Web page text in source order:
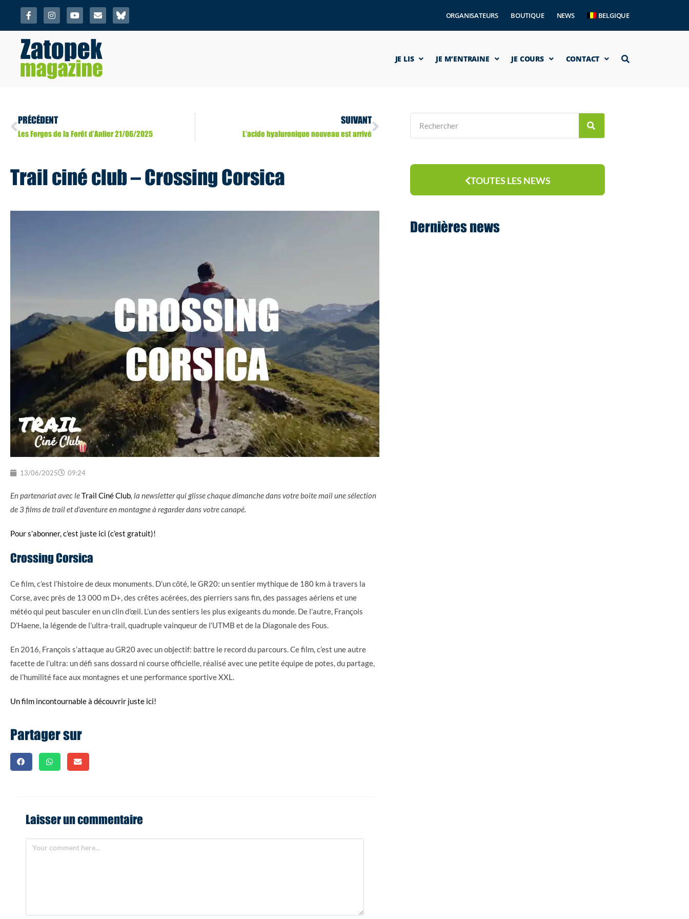
ORGANISATEURS BOUTIQUE NEWS BELGIQUE
JE LIS JE M’ENTRAINE JE COURS CONTACT
PRÉCÉDENT
Les Forges de la Forêt d’Anlier 21/06/2025
SUIVANT
L’acide hyaluronique nouveau est arrivé
Trail ciné club – Crossing Corsica
13/06/2025 09:24
En partenariat avec leTrail Ciné Club, la newsletter qui glisse chaque dimanche dans votre boite mail une sélection
de 3 films de trail et d’aventure en montagne à regarder dans votre canapé.
Pour s’abonner, c’est juste ici (c’est gratuit)!
Crossing Corsica
Ce film, c’est l’histoire de deux monuments. D’un côté, le GR20: un sentier mythique de 180 km à travers la
Corse, avec près de 13 000 m D+, des crêtes acérées, des pierriers sans fin, des passages aériens et une
météo qui peut basculer en un clin d’œil. L’un des sentiers les plus exigeants du monde. De l’autre, François
D’Haene, la légende de l’ultra-trail, quadruple vainqueur de l’UTMB et de la Diagonale des Fous.
En 2016, François s’attaque au GR20 avec un objectif: battre le record du parcours. Ce film, c’est une autre
facette de l’ultra: un défi sans dossard ni course officielle, réalisé avec une petite équipe de potes, du partage,
de l’humilité face aux montagnes et une performance sportive XXL.
Un film incontournable à découvrir juste ici!
Partager sur
Laisser un commentaire
TOUTES LES NEWS
Dernières news